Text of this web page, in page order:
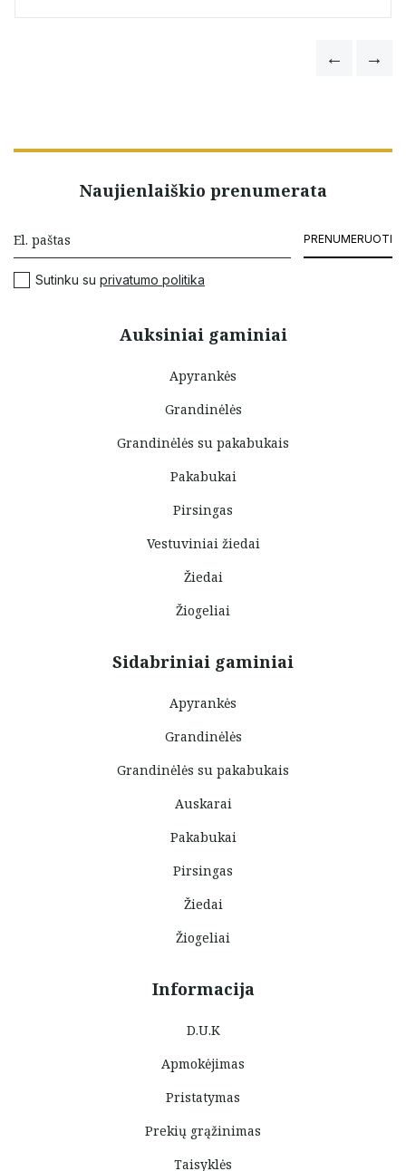
Auksiniai gaminiai
Apyrankės
Grandinėlės
Grandinėlės su pakabukais
Pakabukai
Pirsingas
Vestuviniai žiedai
Žiedai
Žiogeliai
Sidabriniai gaminiai
Apyrankės
Grandinėlės
Grandinėlės su pakabukais
Auskarai
Pakabukai
Pirsingas
Žiedai
Žiogeliai
Informacija
D.U.K
Apmokėjimas
Pristatymas
Prekių grąžinimas
Taisyklės
Naujienlaiškio prenumerata
PRENUMERUOTI
Sutinku su privatumo politika